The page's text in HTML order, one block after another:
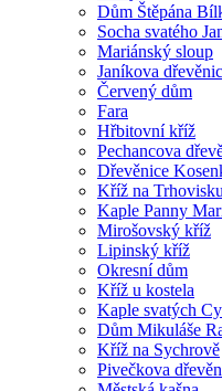
Dům Štěpána
Socha svatého
Mariánský sloup
Janíkova
Červený dům
Fara
Hřbitovní kříž
Pechancova
Dřevěnice
Kříž na Trhovisku
Kaple Panny
Mirošovský kříž
Lipinský kříž
Okresní dům
Kříž u kostela
Kaple svatých
Dům Mikuláše
Kříž na Sychrově
Pivečkova